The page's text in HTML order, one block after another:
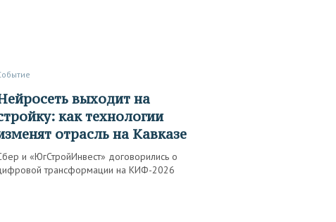
Событие
на
как технологии
отрасль на Кавказе
и «ЮгСтройИнвест» договорились о
трансформации на КИФ-2026